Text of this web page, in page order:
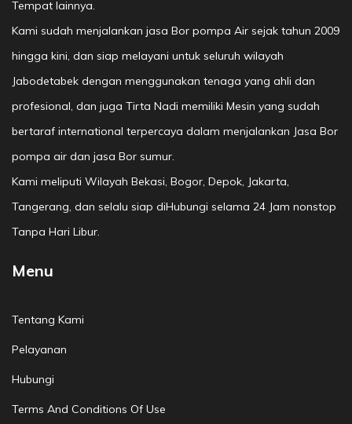
Tempat lainnya.
Kami sudah menjalankan jasa Bor pompa Air sejak tahun 2009
hingga kini, dan siap melayani untuk seluruh wilayah
Jabodetabek dengan menggunakan tenaga yang ahli dan
profesional, dan juga Tirta Nadi memiliki Mesin yang sudah
bertaraf international terpercaya dalam menjalankan Jasa Bor
pompa air dan jasa Bor sumur.
Kami meliputi Wilayah Bekasi, Bogor, Depok, Jakarta,
Tangerang, dan selalu siap diHubungi selama 24 Jam nonstop
Tanpa Hari Libur.
Menu
Tentang Kami
Pelayanan
Hubungi
Terms And Conditions Of Use